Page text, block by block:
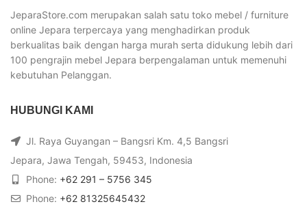
JeparaStore.com merupakan salah satu toko mebel / furniture
online Jepara terpercaya yang menghadirkan produk
berkualitas baik dengan harga murah serta didukung lebih dari
100 pengrajin mebel Jepara berpengalaman untuk memenuhi
kebutuhan Pelanggan.
HUBUNGI KAMI
Jl. Raya Guyangan – Bangsri Km. 4,5 Bangsri
Jepara, Jawa Tengah, 59453, Indonesia
Phone: +62 291 – 5756 345
Phone: +62 81325645432